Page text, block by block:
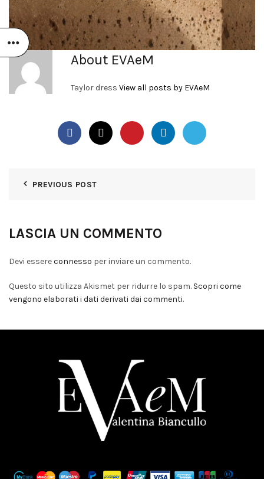
About EVAeM
Taylor dress View all posts by EVAeM
PREVIOUS POST
LASCIA UN COMMENTO
Devi essereconnesso per inviare un commento.
Questo sito utilizza Akismet per ridurre lo spam. Scopri come
vengono elaborati i dati derivati dai commenti.